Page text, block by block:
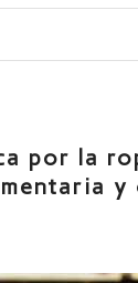
por la
y